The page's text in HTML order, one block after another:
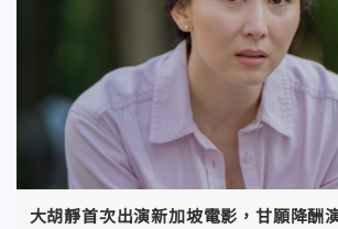
大胡靜首次出演新加坡電影，甘願降酬